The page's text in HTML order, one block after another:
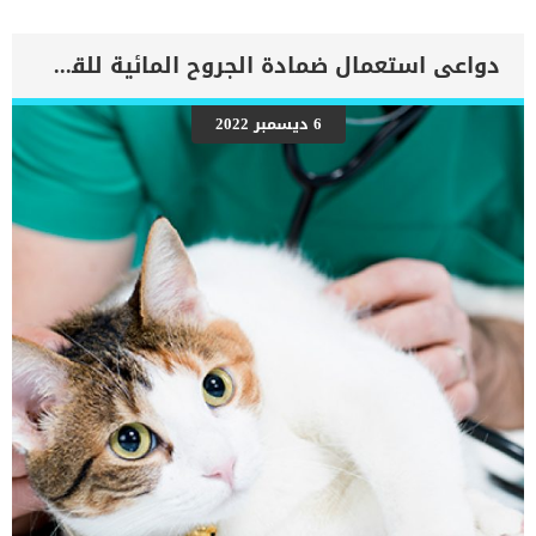
في الصمام) _ضيق تحت الصمامي (موجود أسفل الصمام) _ فوق الصمام
(موجود فوق الصمام). حيث يظهر العيب عادةً خلال الأسابيع القليلة
الأولى إلى الأشهر الأولى من الحياة ؛ ومع ذلك ، قد تظهر الأعراض في
أي عمر ، اعتمادًا على شدة الانسداد. اقرأ ايضا: جلطات القلب عند الكلاب..
هل تسبب الوفاة ؟ اعراض وعلامات ضيق الصمام عند الكلاب فشل القلب
الاحتقاني فقدان الوعي المفاجئ صعوبة التنفس التنفس السريع وجود
أصوات الرئة غير طبيعية اما عن الاسباب فهى خلقية حيث يولد بها الكلب,
وفى بعض الحالات النادرة يكون نتيجة التهابا جرثوميا. تشخيص الطبيب
البيطرى لحالة الكلب سوف تحتاج إلى […]
دواعى استعمال ضمادة الجروح المائية للقطط
6 ديسمبر 2022